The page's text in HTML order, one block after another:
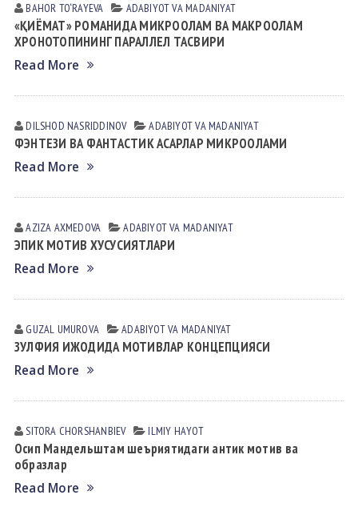
BAHOR TO‘RAYEVA АDАBIYOT VА MАDАNIYAT
«ҚИЁМАТ» РОМАНИДА МИКРООЛАМ ВА МАКРООЛАМ
ХРОНОТОПИНИНГ ПАРАЛЛЕЛ ТАСВИРИ
Read More
DILSHOD NАSRIDDINOV АDАBIYOT VА MАDАNIYAT
ФЭНТЕЗИ ВА ФАНТАСТИК АСАРЛАР МИКРООЛАМИ
Read More
AZIZA AXMEDOVA АDАBIYOT VА MАDАNIYAT
ЭПИК МОТИВ ХУСУСИЯТЛАРИ
Read More
GUZAL UMUROVА АDАBIYOT VА MАDАNIYAT
ЗУЛФИЯ ИЖОДИДА МОТИВЛАР КОНЦЕПЦИЯСИ
Read More
SITORA CHORSHАNBIEV ILMIY HАYOT
Осип Мандельштам шеъриятидаги антик мотив ва
образлар
Read More